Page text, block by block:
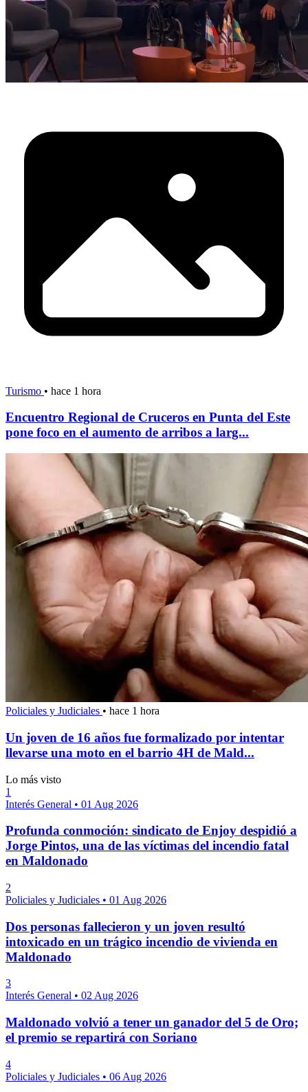
Turismo • hace 1 hora
Encuentro Regional de Cruceros en Punta del Este
pone foco en el aumento de arribos a larg...
Policiales y Judiciales • hace 1 hora
Un joven de 16 años fue formalizado por intentar
llevarse una moto en el barrio 4H de Mald...
Lo más visto
1
Interés General • 01 Aug 2026
Profunda conmoción: sindicato de Enjoy despidió a
Jorge Pintos, una de las víctimas del incendio fatal
en Maldonado
2
Policiales y Judiciales • 01 Aug 2026
Dos personas fallecieron y un joven resultó
intoxicado en un trágico incendio de vivienda en
Maldonado
3
Interés General • 02 Aug 2026
Maldonado volvió a tener un ganador del 5 de Oro;
el premio se repartirá con Soriano
4
Policiales y Judiciales • 06 Aug 2026